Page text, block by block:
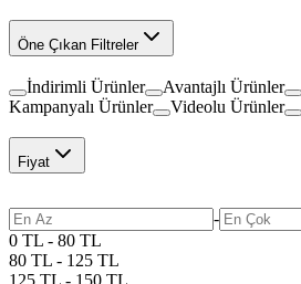
Öne Çıkan Filtreler
İndirimli Ürünler Avantajlı Ürünler
Kampanyalı Ürünler
Videolu Ürünler
Fiyat
-
0 TL - 80 TL
80 TL - 125 TL
125 TL - 150 TL